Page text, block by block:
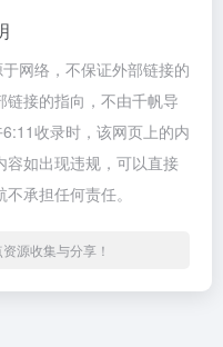
网络，不保证外部链接的
接的指向，不由千帆导
收录时，该网页上的内
容如出现违规，可以直接
承担任何责任。
源收集与分享！